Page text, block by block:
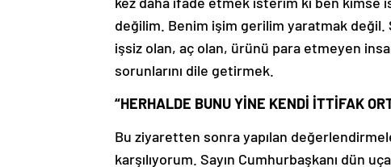
değilim. Benim işim gerilim yaratmak değil.
işsiz olan, aç olan, ürünü para etmeyen
sorunlarını dile getirmek.
“HERHALDE BUNU YİNE KENDİ İTTİFAK
Bu ziyaretten sonra yapılan
karşılıyorum. Sayın Cumhurbaşkanı dün